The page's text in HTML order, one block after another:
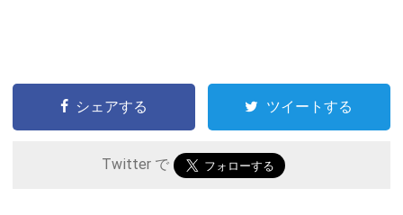
シェアする ツイートする
Twitter で